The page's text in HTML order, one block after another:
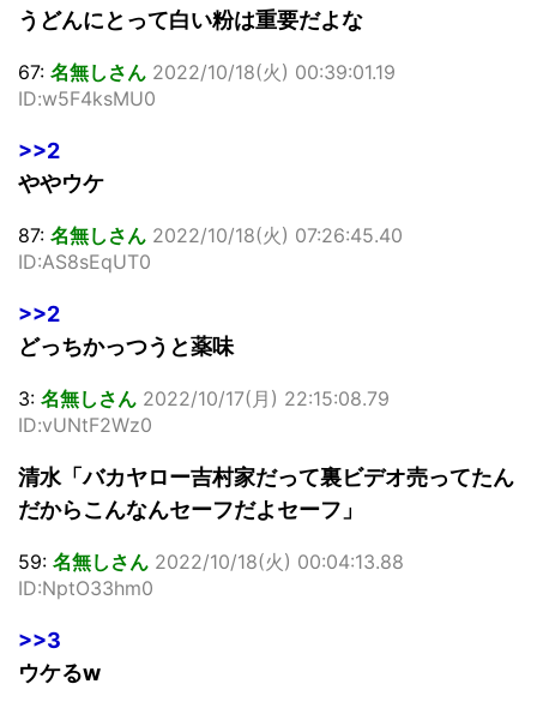
うどんにとって白い粉は重要だよな
67: 名無しさん 2022/10/18(火) 00:39:01.19
ID:w5F4ksMU0
>>2
ややウケ
87: 名無しさん 2022/10/18(火) 07:26:45.40
ID:AS8sEqUT0
>>2
どっちかっつうと薬味
3: 名無しさん 2022/10/17(月) 22:15:08.79
ID:vUNtF2Wz0
清水「バカヤロー吉村家だって裏ビデオ売ってたん
だからこんなんセーフだよセーフ」
59: 名無しさん 2022/10/18(火) 00:04:13.88
ID:NptO33hm0
>>3
ウケるw